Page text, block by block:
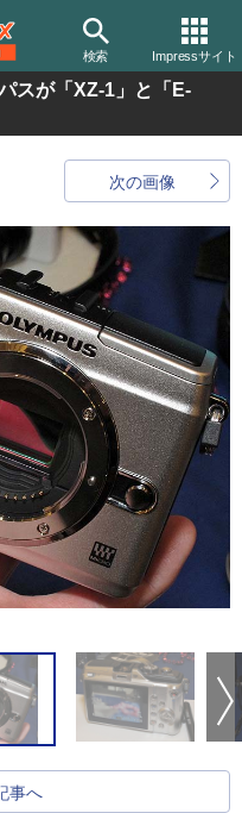
検索 Impressサイト
スが「XZ-1」と「E-
次の画像
事へ